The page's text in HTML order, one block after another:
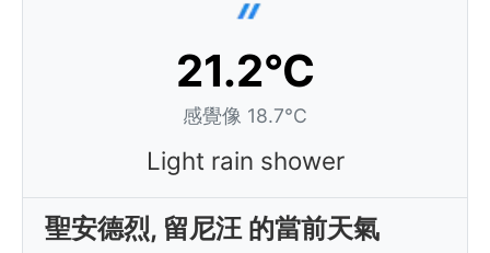
21.2°C
感覺像 18.7°C
Light rain shower
聖安德烈, 留尼汪 的當前天氣